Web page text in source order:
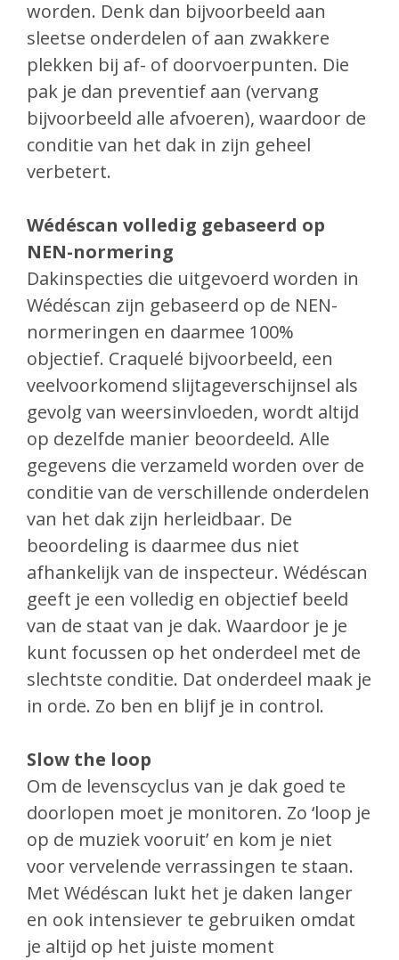
worden. Denk dan bijvoorbeeld aan
sleetse onderdelen of aan zwakkere
plekken bij af- of doorvoerpunten. Die
pak je dan preventief aan (vervang
bijvoorbeeld alle afvoeren), waardoor de
conditie van het dak in zijn geheel
verbetert.
Wédéscan volledig gebaseerd op
NEN-normering
Dakinspecties die uitgevoerd worden in
Wédéscan zijn gebaseerd op de NEN-
normeringen en daarmee 100%
objectief. Craquelé bijvoorbeeld, een
veelvoorkomend slijtageverschijnsel als
gevolg van weersinvloeden, wordt altijd
op dezelfde manier beoordeeld. Alle
gegevens die verzameld worden over de
conditie van de verschillende onderdelen
van het dak zijn herleidbaar. De
beoordeling is daarmee dus niet
afhankelijk van de inspecteur. Wédéscan
geeft je een volledig en objectief beeld
van de staat van je dak. Waardoor je je
kunt focussen op het onderdeel met de
slechtste conditie. Dat onderdeel maak je
in orde. Zo ben en blijf je in control.
Slow the loop
Om de levenscyclus van je dak goed te
doorlopen moet je monitoren. Zo ‘loop je
op de muziek vooruit’ en kom je niet
voor vervelende verrassingen te staan.
Met Wédéscan lukt het je daken langer
en ook intensiever te gebruiken omdat
je altijd op het juiste moment